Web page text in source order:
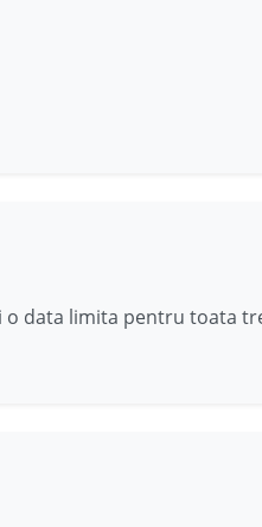
o data limita pentru toata